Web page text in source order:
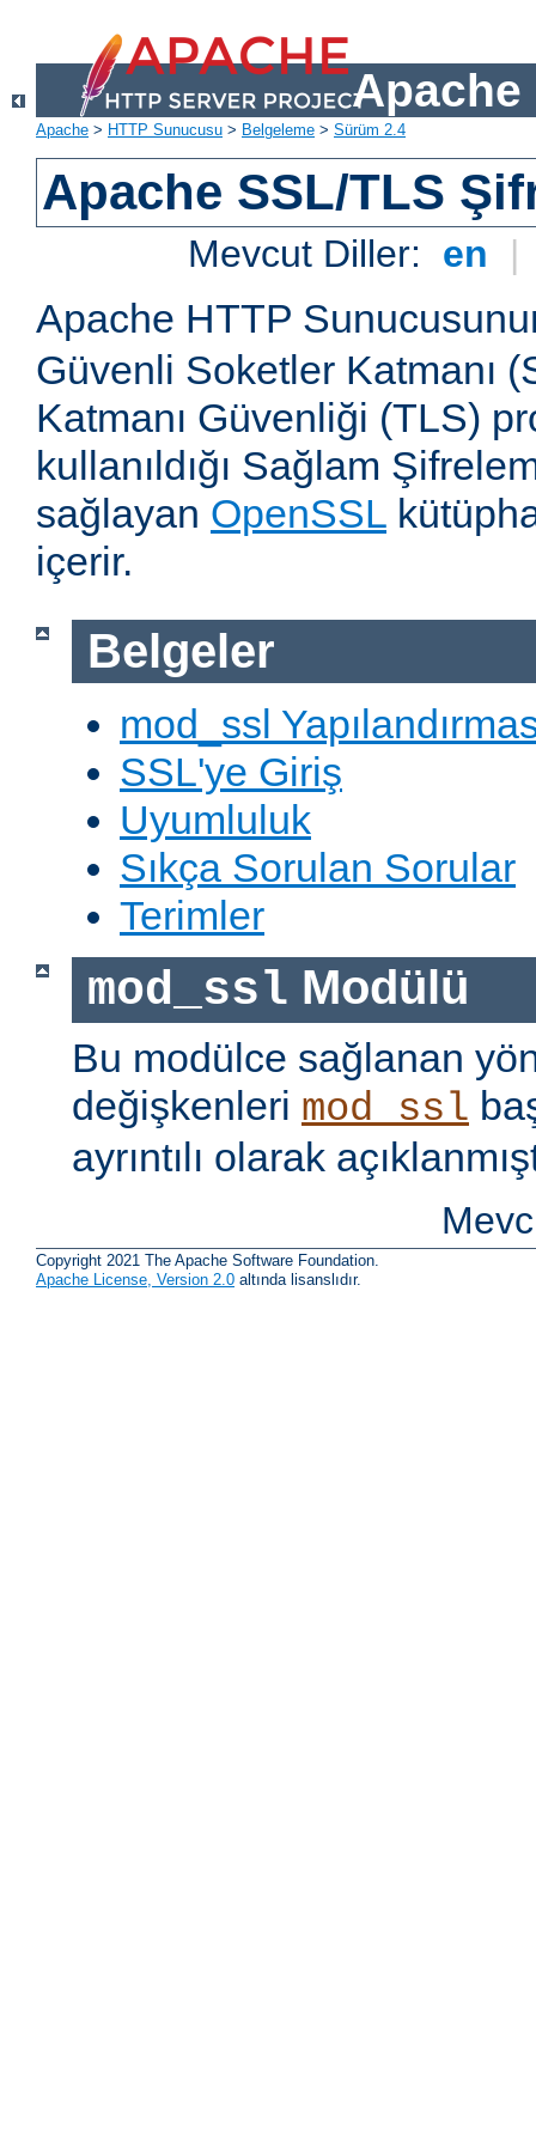
Apache
Apache > HTTP Sunucusu > Belgeleme > Sürüm 2.4
Apache SSL/TLS
Mevcut Diller: en |
Apache HTTP
Güvenli Soketler Katmanı
Katmanı Güvenliği (TLS)
kullanıldığı Sağlam
sağlayan OpenSSL
içerir.
Belgeler
mod_ssl
SSL'ye Giriş
Uyumluluk
Sıkça Sorulan Sorular
Terimler
mod_ssl Modülü
Bu modülce sağlanan
değişkenleri mod_ssl
ayrıntılı olarak
Copyright 2021 The Apache Software Foundation.
Apache License, Version 2.0 altında lisanslıdır.